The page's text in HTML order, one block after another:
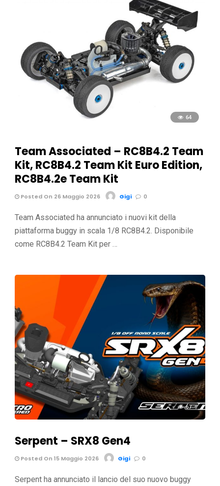
64
Team Associated – RC8B4.2 Team
Kit, RC8B4.2 Team Kit Euro Edition,
RC8B4.2e Team Kit
Posted On 26 Maggio 2026 Gigi 0
Team Associated ha annunciato i nuovi kit della
piattaforma buggy in scala 1/8 RC8B4.2. Disponibile
come RC8B4.2 Team Kit per …
67
Serpent – SRX8 Gen4
Posted On 15 Maggio 2026 Gigi 0
Serpent ha annunciato il lancio del suo nuovo buggy